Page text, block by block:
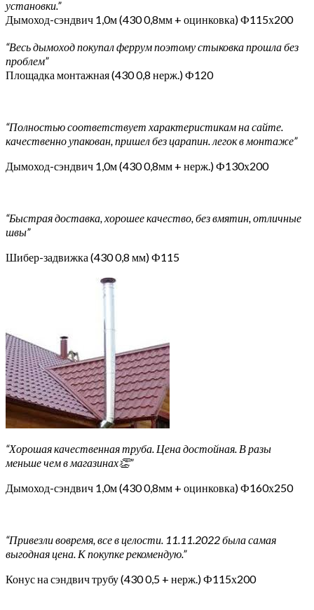
установки.”
Дымоход-сэндвич 1,0м (430 0,8мм + оцинковка) Ф115х200
“Весь дымоход покупал феррум поэтому стыковка прошла без
проблем”
Площадка монтажная (430 0,8 нерж.) Ф120
“Полностью соответствует характеристикам на сайте.
качественно упакован, пришел без царапин. легок в монтаже”
Дымоход-сэндвич 1,0м (430 0,8мм + нерж.) Ф130х200
“Быстрая доставка, хорошее качество, без вмятин, отличные
швы”
Шибер-задвижка (430 0,8 мм) Ф115
“Хорошая качественная труба. Цена достойная. В разы
меньше чем в магазинах👏”
Дымоход-сэндвич 1,0м (430 0,8мм + оцинковка) Ф160х250
“Привезли вовремя, все в целости. 11.11.2022 была самая
выгодная цена. К покупке рекомендую.”
Конус на сэндвич трубу (430 0,5 + нерж.) Ф115х200